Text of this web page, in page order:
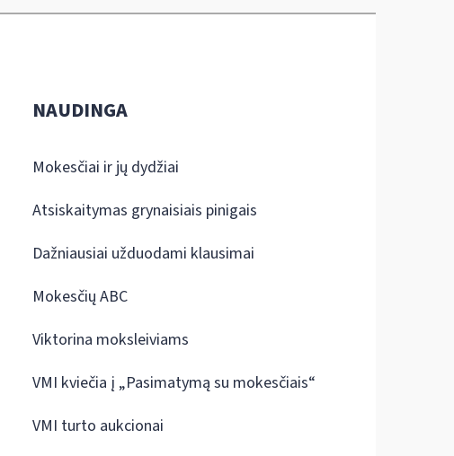
NAUDINGA
Mokesčiai ir jų dydžiai
Atsiskaitymas grynaisiais pinigais
Dažniausiai užduodami klausimai
Mokesčių ABC
Viktorina moksleiviams
VMI kviečia į „Pasimatymą su mokesčiais“
VMI turto aukcionai